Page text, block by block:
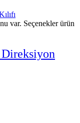
var. Seçenekler ürün